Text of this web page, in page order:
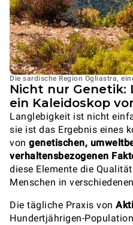
Die sardische Region Ogliastra,
Nicht nur Genetik:
ein Kaleidoskop
Langlebigkeit ist nicht
sie ist das Ergebnis eines
von genetischen,
verhaltensbezogenen
diese Elemente die
Menschen in
Die tägliche Praxis von
Hundertjährigen-